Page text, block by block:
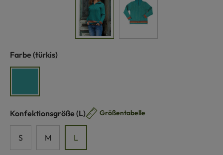
Farbe auswählen
(türkis)
Konfektionsgröße auswählen
(L) Größentabelle
S M L